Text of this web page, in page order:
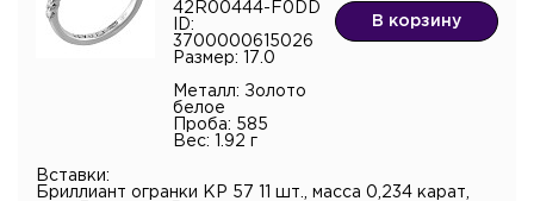
42R00444-F0DD
ID:
3700000615026
Размер: 17.0
Металл: Золото
белое
Проба: 585
Вес: 1.92 г
В корзину
Вставки:
Бриллиант огранки КР 57 11 шт., масса 0,234 карат,